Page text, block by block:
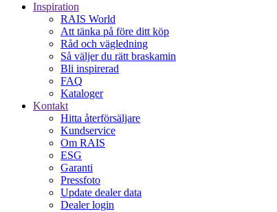
Inspiration
RAIS World
Att tänka på före ditt köp
Råd och vägledning
Så väljer du rätt braskamin
Bli inspirerad
FAQ
Kataloger
Kontakt
Hitta återförsäljare
Kundservice
Om RAIS
ESG
Garanti
Pressfoto
Update dealer data
Dealer login